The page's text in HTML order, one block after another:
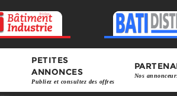
PETITES
ANNONCES
Publiez et consultez des offres
Nos